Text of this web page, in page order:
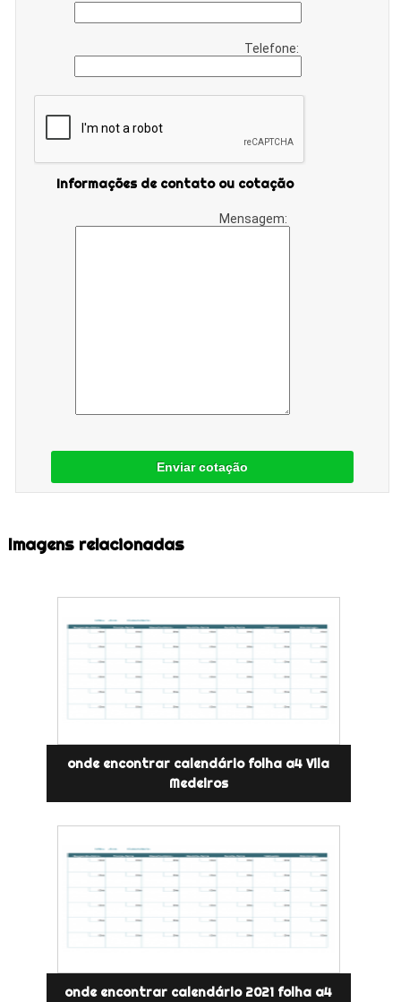
Telefone:
Informações de contato ou cotação
Mensagem:
Enviar cotação
Imagens relacionadas
onde encontrar calendário folha a4 Vila
Medeiros
onde encontrar calendário 2021 folha a4